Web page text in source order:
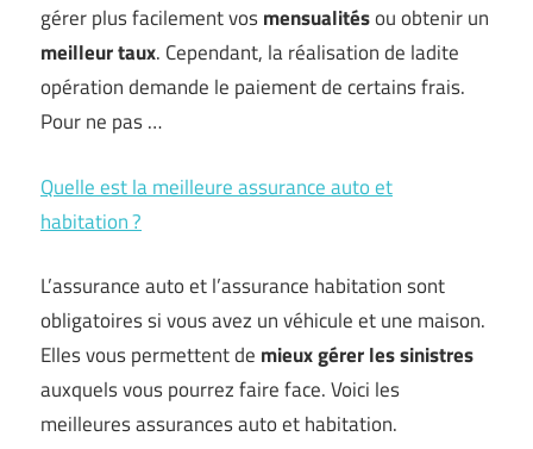
gérer plus facilement vosmensualitésou obtenir un
meilleur taux. Cependant, la réalisation de ladite
opération demande le paiement de certains frais.
Pour ne pas …
Quelle est la meilleure assurance auto et
habitation ?
L’assurance auto et l’assurance habitation sont
obligatoires si vous avez un véhicule et une maison.
Elles vous permettent de mieux gérer les sinistres
auxquels vous pourrez faire face. Voici les
meilleures assurances auto et habitation.